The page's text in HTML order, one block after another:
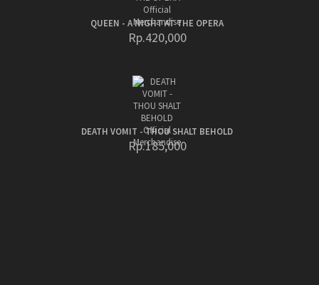
QUEEN - A NIGHT AT THE OPERA
Rp.420,000
DEATH VOMIT - THOU SHALT BEHOLD
Rp.185,000